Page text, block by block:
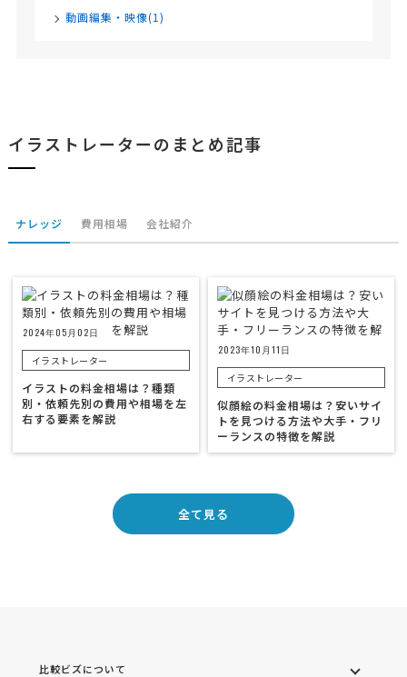
動画編集・映像(1)
イラストレーターのまとめ記事
ナレッジ 費用相場 会社紹介
2024年05月02日
イラストレーター
イラストの料金相場は？種類
別・依頼先別の費用や相場を左
右する要素を解説
2023年10月11日
イラストレーター
似顔絵の料金相場は？安いサイ
トを見つける方法や大手・フリ
ーランスの特徴を解説
全て見る
比較ビズについて